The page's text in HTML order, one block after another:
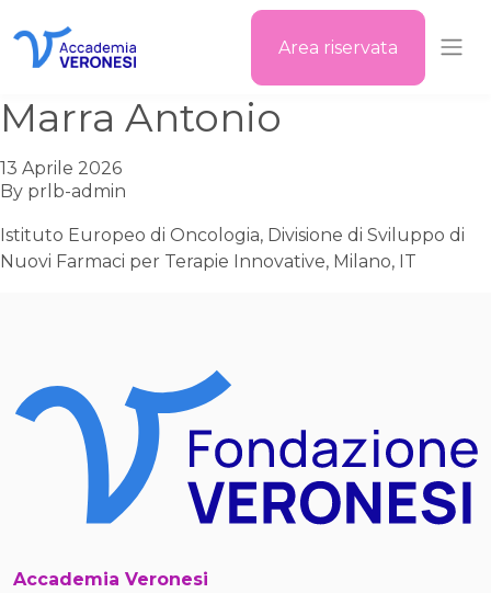
Area riservata
Marra Antonio
13 Aprile 2026
By prlb-admin
Istituto Europeo di Oncologia, Divisione di Sviluppo di
Nuovi Farmaci per Terapie Innovative, Milano, IT
Accademia Veronesi